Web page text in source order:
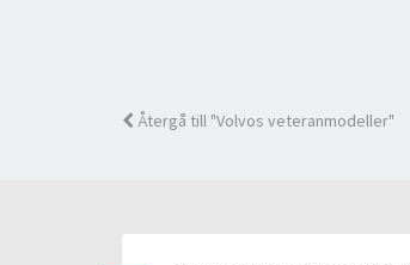
Återgå till "Volvos veteranmodeller"